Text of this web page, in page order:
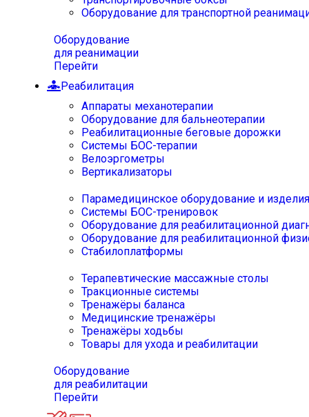
Оборудование для транспортной
Оборудование
для реанимации
Перейти
Реабилитация
Аппараты механотерапии
Оборудование для бальнеотерапии
Реабилитационные беговые дорожки
Системы БОС-терапии
Велоэргометры
Вертикализаторы
Парамедицинское оборудование и изделия
Системы БОС-тренировок
Оборудование для реабилитационной
Оборудование для реабилитационной
Стабилоплатформы
Терапевтические массажные столы
Тракционные системы
Тренажёры баланса
Медицинские тренажёры
Тренажёры ходьбы
Товары для ухода и реабилитации
Оборудование
для реабилитации
Перейти